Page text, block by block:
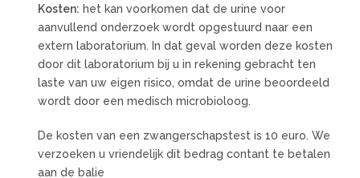
Kosten: het kan voorkomen dat de urine voor
aanvullend onderzoek wordt opgestuurd naar een
extern laboratorium. In dat geval worden deze kosten
door dit laboratorium bij u in rekening gebracht ten
laste van uw eigen risico, omdat de urine beoordeeld
wordt door een medisch microbioloog.
De kosten van een zwangerschapstest is 10 euro. We
verzoeken u vriendelijk dit bedrag contant te betalen
aan de balie